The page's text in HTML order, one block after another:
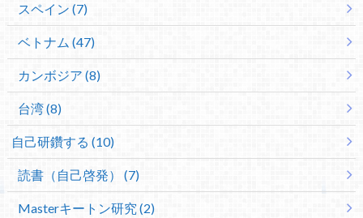
スペイン (7)
ベトナム (47)
カンボジア (8)
台湾 (8)
自己研鑽する (10)
読書（自己啓発） (7)
Masterキートン研究 (2)